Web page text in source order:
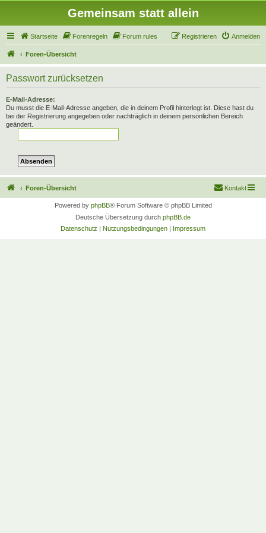
Gemeinsam statt allein
Startseite Forenregeln Forum rules Anmelden
Registrieren
Foren-Übersicht
Passwort zurücksetzen
E-Mail-Adresse:
Du musst die E-Mail-Adresse angeben, die in deinem Profil hinterlegt ist. Diese hast du
bei der Registrierung angegeben oder nachträglich in deinem persönlichen Bereich
geändert.
Foren-Übersicht Kontakt
Powered by phpBB® Forum Software © phpBB Limited
Deutsche Übersetzung durch phpBB.de
Datenschutz | Nutzungsbedingungen | Impressum